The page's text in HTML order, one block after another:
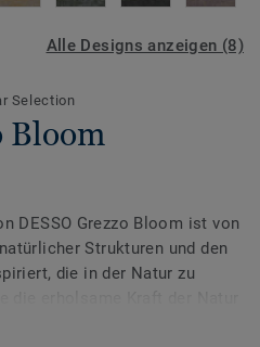
Alle Designs anzeigen (8)
Selection
Bloom
DESSO Grezzo Bloom ist von
Strukturen und den
die in der Natur zu
von ruhiger Energie.